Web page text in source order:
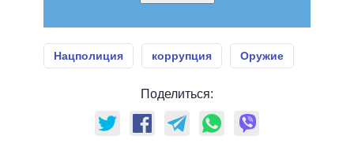
Нацполиция коррупция Оружие
Поделиться: